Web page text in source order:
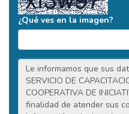
¿Qué ves en la imagen?